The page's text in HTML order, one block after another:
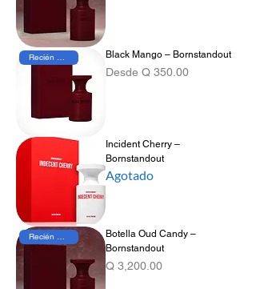
Recién Llegado Black Mango – Bornstandout
Desde Q 350.00
Precio de oferta
Incident Cherry –
Bornstandout
Agotado
Recién Llegado
Botella Oud Candy –
Bornstandout
Precio
Q 3,200.00